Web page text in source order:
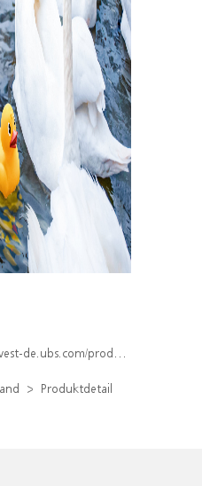
produkt/detail/index/isin/DE000UL6BX20
Produktdetail